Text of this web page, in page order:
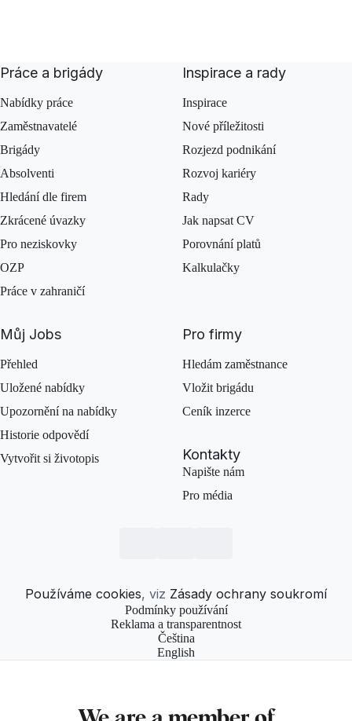
Práce a brigády
Nabídky práce
Zaměstnavatelé
Brigády
Absolventi
Hledání dle firem
Zkrácené úvazky
Pro neziskovky
OZP
Práce v zahraničí
Inspirace a rady
Inspirace
Nové příležitosti
Rozjezd podnikání
Rozvoj kariéry
Rady
Jak napsat CV
Porovnání platů
Kalkulačky
Můj Jobs
Přehled
Uložené nabídky
Upozornění na nabídky
Historie odpovědí
Vytvořit si životopis
Pro firmy
Hledám zaměstnance
Vložit brigádu
Ceník inzerce
Kontakty
Napište nám
Pro média
Používáme cookies, viz Zásady ochrany soukromí
Podmínky používání
Reklama a transparentnost
Čeština
English